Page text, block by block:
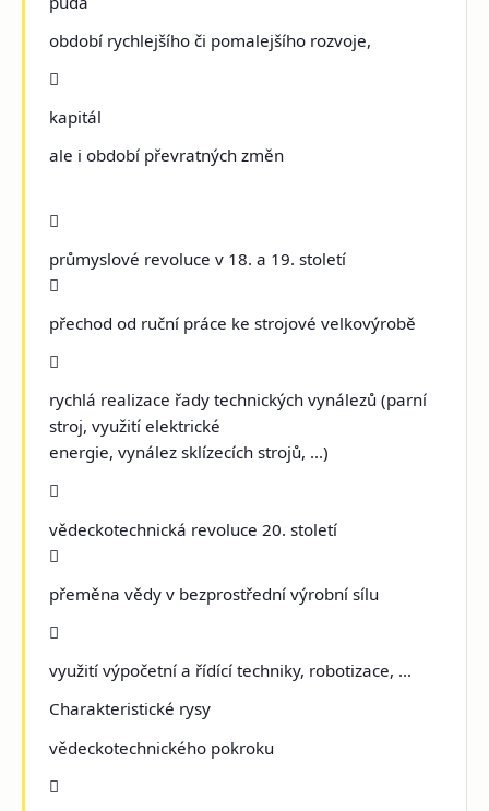
období rychlejšího či pomalejšího rozvoje,

kapitál
ale i období převratných změn

průmyslové revoluce v 18. a 19. století

přechod od ruční práce ke strojové velkovýrobě

rychlá realizace řady technických vynálezů (parní
stroj, využití elektrické
energie, vynález sklízecích strojů, ...)

vědeckotechnická revoluce 20. století

přeměna vědy v bezprostřední výrobní sílu

využití výpočetní a řídící techniky, robotizace, ...
Charakteristické rysy
vědeckotechnického pokroku
